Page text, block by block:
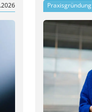
Praxisgründung